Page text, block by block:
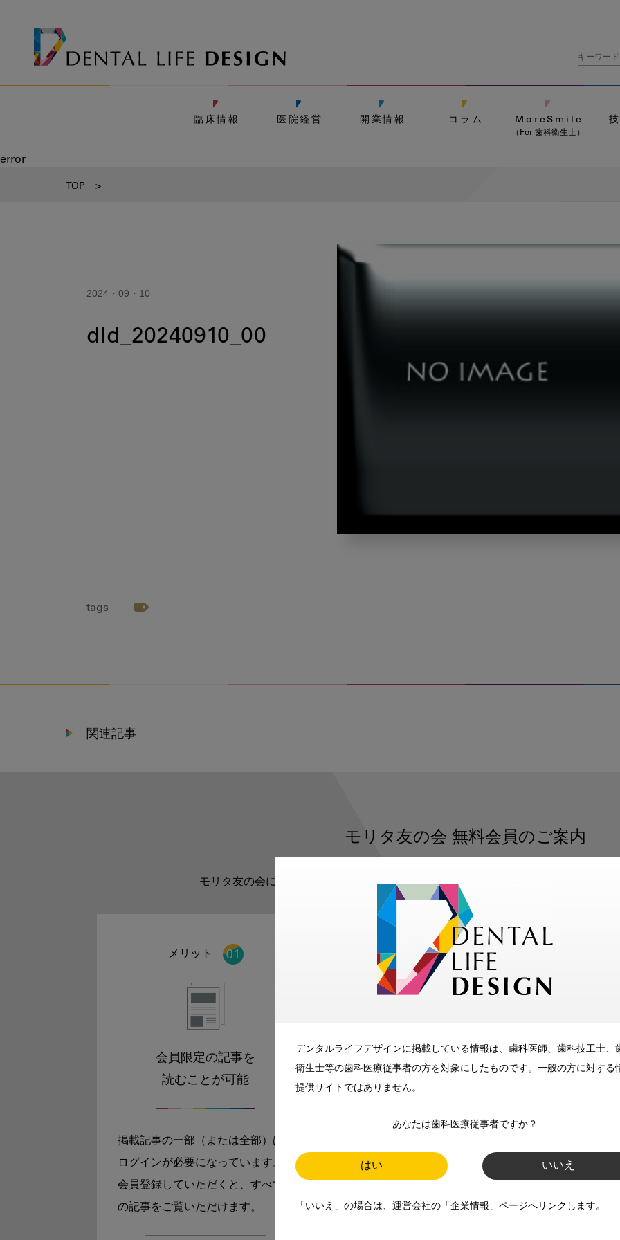
デンタルライフデザインに掲載している情報は、歯科医師、歯科技工士、
衛生士等の歯科医療従事者の方を対象にしたものです。一般の方に対する
提供サイトではありません。
あなたは歯科医療従事者ですか？
はい いいえ
「いいえ」の場合は、運営会社の「企業情報」ページへリンクします。
臨床情報 医院経営 開業情報 コラム MoreSmile
（For 歯科衛生士）
error
TOP >
2024・09・10
dld_20240910_00
tags
関連記事
モリタ友の会 無料会員のご案内
モリタ友の会に登録いただくと、デンタルライフデザインをもっと便利にご利用い
メリット
会員限定の記事を
読むことが可能
掲載記事の一部（または全部）は
ログインが必要になっています。
会員登録していただくと、すべて
の記事をご覧いただけます。
メリット
メールマガジンでお届け
師、歯科衛生士、歯科技工士）に
お届けします。